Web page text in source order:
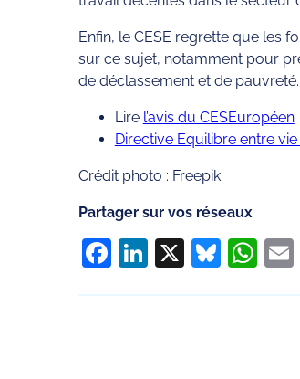
Enfin, le CESE regrette que les
sur ce sujet, notamment pour
de déclassement et de pauvreté.
Lire l’avis du CESEuropéen
Directive Equilibre entre
Crédit photo : Freepik
Partager sur vos réseaux
Facebook
LinkedIn
X